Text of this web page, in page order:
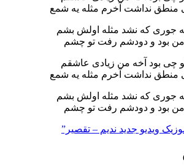
منطق نداشت آخرم مثله یه شمع
جوری که نشد مثله اولش بشم
بود و دودشم رفت تو چشم
چی بود آخه من زیادی عاشقم
منطق نداشت آخرم مثله یه شمع
جوری که نشد مثله اولش بشم
بود و دودشم رفت تو چشم
ویدیو جدید ندیم – تقصیر”